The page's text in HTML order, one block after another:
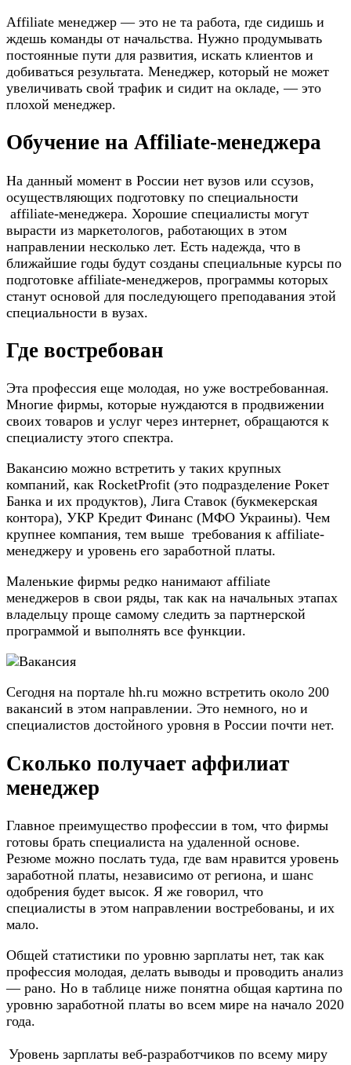
Affiliate менеджер — это не та работа, где сидишь и
ждешь команды от начальства. Нужно продумывать
постоянные пути для развития, искать клиентов и
добиваться результата. Менеджер, который не может
увеличивать свой трафик и сидит на окладе, — это
плохой менеджер.
Обучение на Аffiliate-менеджера
На данный момент в России нет вузов или ссузов,
осуществляющих подготовку по специальности
affiliate-менеджера. Хорошие специалисты могут
вырасти из маркетологов, работающих в этом
направлении несколько лет. Есть надежда, что в
ближайшие годы будут созданы специальные курсы по
подготовке affiliate-менеджеров, программы которых
станут основой для последующего преподавания этой
специальности в вузах.
Где востребован
Эта профессия еще молодая, но уже востребованная.
Многие фирмы, которые нуждаются в продвижении
своих товаров и услуг через интернет, обращаются к
специалисту этого спектра.
Вакансию можно встретить у таких крупных
компаний, как RocketProfit (это подразделение Рокет
Банка и их продуктов), Лига Ставок (букмекерская
контора), УКР Кредит Финанс (МФО Украины). Чем
крупнее компания, тем выше требования к affiliate-
менеджеру и уровень его заработной платы.
Маленькие фирмы редко нанимают affiliate
менеджеров в свои ряды, так как на начальных этапах
владельцу проще самому следить за партнерской
программой и выполнять все функции.
Сегодня на портале hh.ru можно встретить около 200
вакансий в этом направлении. Это немного, но и
специалистов достойного уровня в России почти нет.
Сколько получает аффилиат
менеджер
Главное преимущество профессии в том, что фирмы
готовы брать специалиста на удаленной основе.
Резюме можно послать туда, где вам нравится уровень
заработной платы, независимо от региона, и шанс
одобрения будет высок. Я же говорил, что
специалисты в этом направлении востребованы, и их
мало.
Общей статистики по уровню зарплаты нет, так как
профессия молодая, делать выводы и проводить анализ
— рано. Но в таблице ниже понятна общая картина по
уровню заработной платы во всем мире на начало 2020
года.
Уровень зарплаты веб-разработчиков по всему миру